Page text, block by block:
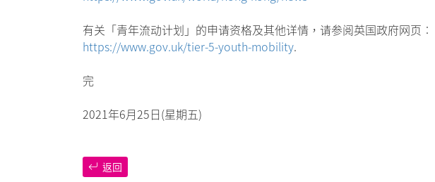
有关「青年流动计划」的申请资格及其他详情，请参阅英国政府网页︰
https://www.gov.uk/tier-5-youth-mobility.
完
2021年6月25日(星期五)
返回